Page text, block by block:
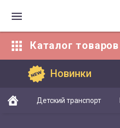
Каталог товаров
Новинки
Детский транспорт